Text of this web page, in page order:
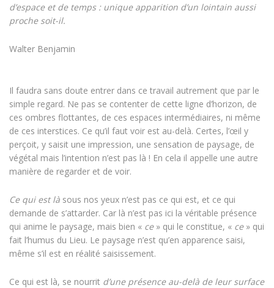
d’espace et de temps : unique apparition d’un lointain aussi
proche soit-il.
Walter Benjamin
Il faudra sans doute entrer dans ce travail autrement que par le
simple regard. Ne pas se contenter de cette ligne d’horizon, de
ces ombres flottantes, de ces espaces intermédiaires, ni même
de ces interstices. Ce qu’il faut voir est au-delà. Certes, l’œil y
perçoit, y saisit une impression, une sensation de paysage, de
végétal mais l’intention n’est pas là ! En cela il appelle une autre
manière de regarder et de voir.
Ce qui est là sous nos yeux n’est pas ce qui est, et ce qui
demande de s’attarder. Car là n’est pas ici la véritable présence
qui anime le paysage, mais bien « ce» qui le constitue, « ce» qui
fait l’humus du Lieu. Le paysage n’est qu’en apparence saisi,
même s’il est en réalité saisissement.
Ce qui est là, se nourrit d’une présence au-delà de leur surface